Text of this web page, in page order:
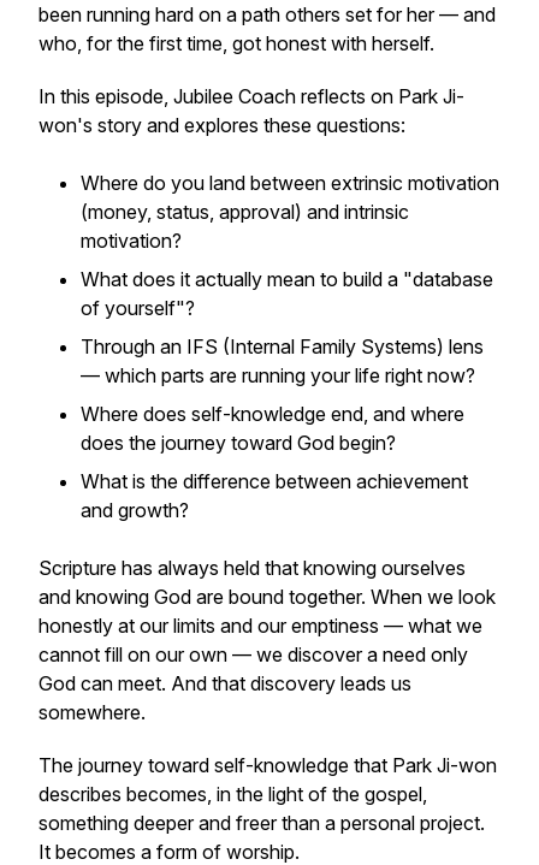
been running hard on a path others set for her — and
who, for the first time, got honest with herself.
In this episode, Jubilee Coach reflects on Park Ji-
won's story and explores these questions:
Where do you land between extrinsic motivation
(money, status, approval) and intrinsic
motivation?
What does it actually mean to build a "database
of yourself"?
Through an IFS (Internal Family Systems) lens
— which parts are running your life right now?
Where does self-knowledge end, and where
does the journey toward God begin?
What is the difference between achievement
and growth?
Scripture has always held that knowing ourselves
and knowing God are bound together. When we look
honestly at our limits and our emptiness — what we
cannot fill on our own — we discover a need only
God can meet. And that discovery leads us
somewhere.
The journey toward self-knowledge that Park Ji-won
describes becomes, in the light of the gospel,
something deeper and freer than a personal project.
It becomes a form of worship.